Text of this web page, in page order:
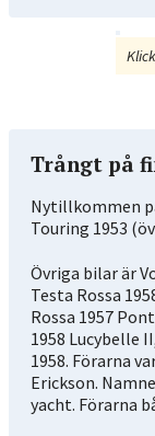
Trångt på
Nytillkommen
Touring 1953
Övriga bilar är
Testa Rossa
Rossa 1957
1958 Lucybelle
1958. Förarna
Erickson.
yacht. Förarna